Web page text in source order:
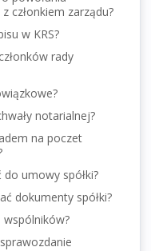
członkiem zarządu?
w KRS?
rady
notarialnej?
na poczet
umowy spółki?
dokumenty spółki?
wspólników?